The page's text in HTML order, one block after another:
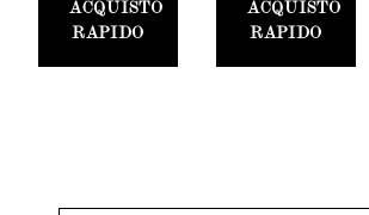
ACQUISTO
RAPIDO
ACQUISTO
RAPIDO